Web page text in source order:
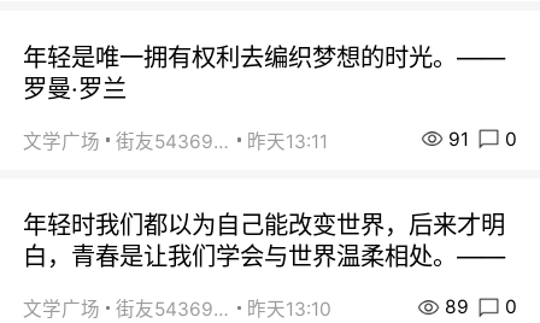
年轻是唯一拥有权利去编织梦想的时光。——
罗曼·罗兰
文学广场 街友54369822 昨天13:11 91 0
年轻时我们都以为自己能改变世界，后来才明
白，青春是让我们学会与世界温柔相处。——
文学广场 街友54369822 昨天13:10 89 0